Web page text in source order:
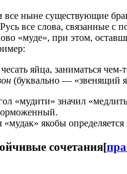
все ныне существующие
все слова, связанные с
«муде», при этом,
яйца, заниматься
(буквально — «звенящий
«мудити» значил
«мудак» якобы
сочетания[